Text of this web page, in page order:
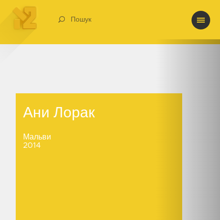
Пошук
Ани Лорак
Мальви
2014